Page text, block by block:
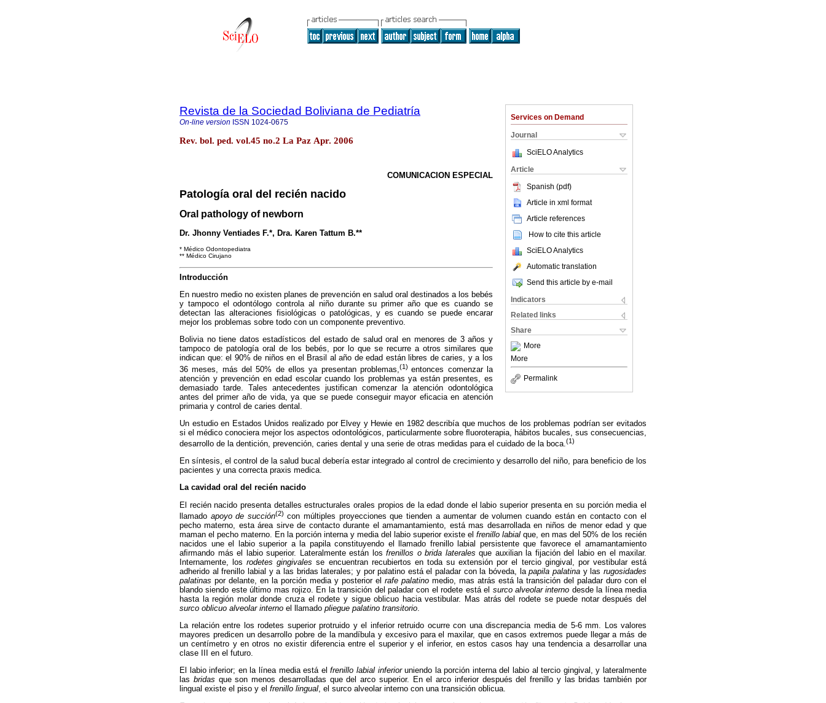
Services on Demand
Journal
SciELO Analytics
Article
Spanish (pdf)
Article in xml format
Article references
How to cite this article
SciELO Analytics
Automatic translation
Send this article by e-mail
Indicators
Related links
Share
More
More
Permalink
Revista de la Sociedad Boliviana de Pediatría
On-line version ISSN 1024-0675
Rev. bol. ped. vol.45 no.2 La Paz Apr. 2006
COMUNICACION ESPECIAL
Patología oral del recién nacido
Oral pathology of newborn
Dr. Jhonny Ventiades F.*, Dra. Karen Tattum B.**
* Médico Odontopediatra
** Médico Cirujano
Introducción
En nuestro medio no existen planes de prevención en salud oral destinados a los bebés
y tampoco el odontólogo controla al niño durante su primer año que es cuando se
detectan las alteraciones fisiológicas o patológicas, y es cuando se puede encarar
mejor los problemas sobre todo con un componente preventivo.
Bolivia no tiene datos estadísticos del estado de salud oral en menores de 3 años y
tampoco de patología oral de los bebés, por lo que se recurre a otros similares que
indican que: el 90% de niños en el Brasil al año de edad están libres de caries, y a los
36 meses, más del 50% de ellos ya presentan problemas, (1) entonces comenzar la
atención y prevención en edad escolar cuando los problemas ya están presentes, es
demasiado tarde. Tales antecedentes justifican comenzar la atención odontológica
antes del primer año de vida, ya que se puede conseguir mayor eficacia en atención
primaria y control de caries dental.
Un estudio en Estados Unidos realizado por Elvey y Hewie en 1982 describía que muchos de los problemas podrían ser evitados
si el médico conociera mejor los aspectos odontológicos, particularmente sobre ﬂuoroterapia, hábitos bucales, sus consecuencias,
desarrollo de la dentición, prevención, caries dental y una serie de otras medidas para el cuidado de la boca.(1)
En síntesis, el control de la salud bucal debería estar integrado al control de crecimiento y desarrollo del niño, para beneficio de los
pacientes y una correcta praxis medica.
La cavidad oral del recién nacido
El recién nacido presenta detalles estructurales orales propios de la edad donde el labio superior presenta en su porción media el
llamado apoyo de succión(2) con múltiples proyecciones que tienden a aumentar de volumen cuando están en contacto con el
pecho materno, esta área sirve de contacto durante el amamantamiento, está mas desarrollada en niños de menor edad y que
maman el pecho materno. En la porción interna y media del labio superior existe el frenillo labial que, en mas del 50% de los recién
nacidos une el labio superior a la papila constituyendo el llamado frenillo labial persistente que favorece el amamantamiento
aﬁrmando más el labio superior. Lateralmente están los frenillos o brida laterales que auxilian la fijación del labio en el maxilar.
Internamente, losrodetes gingivales se encuentran recubiertos en toda su extensión por el tercio gingival, por vestibular está
adherido al frenillo labial y a las bridas laterales; y por palatino está el paladar con la bóveda, lapapila palatina y lasrugosidades
palatinas por delante, en la porción media y posterior el rafe palatino medio, mas atrás está la transición del paladar duro con el
blando siendo este último mas rojizo. En la transición del paladar con el rodete está el surco alveolar interno desde la línea media
hasta la región molar donde cruza el rodete y sigue oblicuo hacia vestibular. Mas atrás del rodete se puede notar después del
surco oblicuo alveolar interno el llamado pliegue palatino transitorio
La relación entre los rodetes superior protruido y el inferior retruido ocurre con una discrepancia media de 5-6 mm. Los valores
mayores predicen un desarrollo pobre de la mandíbula y excesivo para el maxilar, que en casos extremos puede llegar a más de
un centímetro y en otros no existir diferencia entre el superior y el inferior, en estos casos hay una tendencia a desarrollar una
clase III en el futuro.
El labio inferior; en la línea media está elfrenillo labial inferioruniendo la porción interna del labio al tercio gingival, y lateralmente
las bridas que son menos desarrolladas que del arco superior. En el arco inferior después del frenillo y las bridas también por
lingual existe el piso y el frenillo lingual, el surco alveolar interno con una transición oblicua.